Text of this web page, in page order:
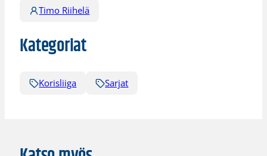
Timo Riihelä
Kategoriat
Korisliiga Sarjat